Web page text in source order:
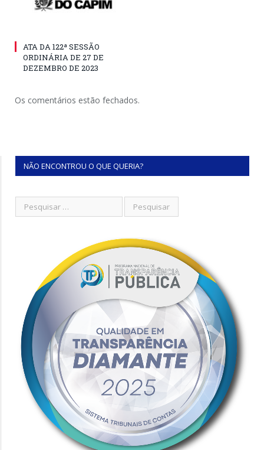
ATA DA 122ª SESSÃO
ORDINÁRIA DE 27 DE
DEZEMBRO DE 2023
Os comentários estão fechados.
NÃO ENCONTROU O QUE QUERIA?